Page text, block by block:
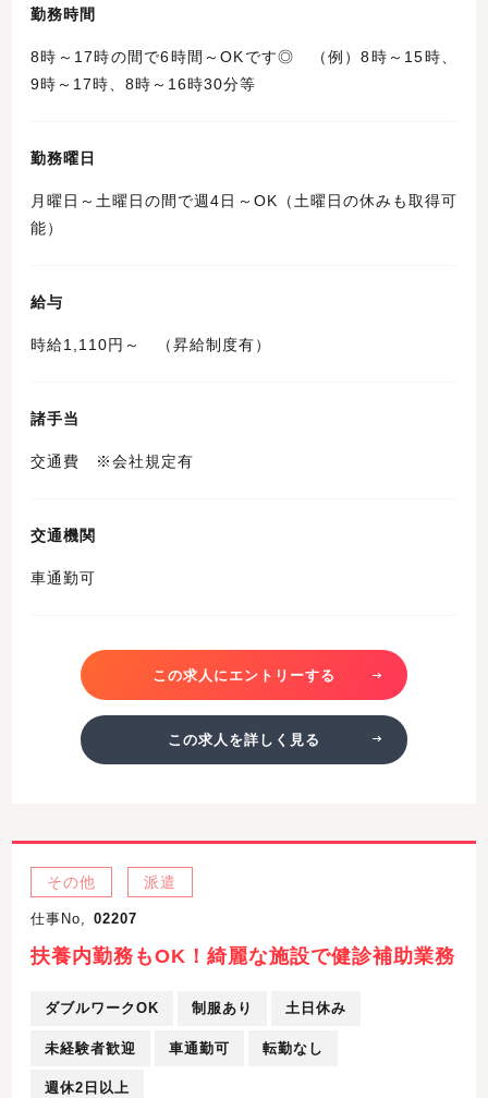
勤務時間
8時～17時の間で6時間～OKです◎ （例）8時～15時、
9時～17時、8時～16時30分等
勤務曜日
月曜日～土曜日の間で週4日～OK（土曜日の休みも取得可
能）
給与
時給1,110円～ （昇給制度有）
諸手当
交通費 ※会社規定有
交通機関
車通勤可
この求人にエントリーする
この求人を詳しく見る
その他 派遣
仕事No, 02207
扶養内勤務もOK！綺麗な施設で健診補助業務
ダブルワークOK 制服あり 土日休み
未経験者歓迎 車通勤可 転勤なし
週休2日以上